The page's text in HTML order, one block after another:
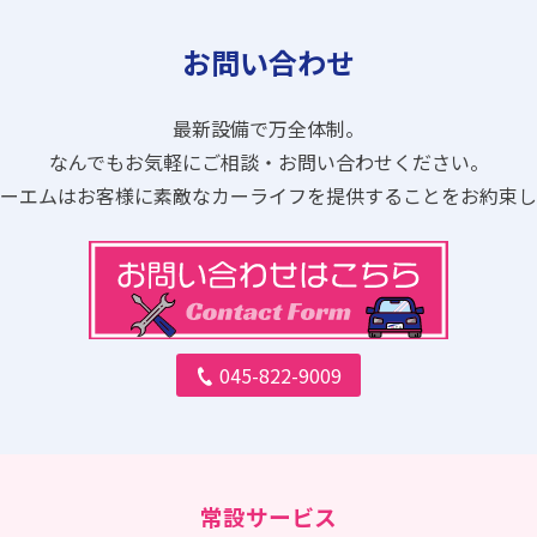
お問い合わせ
最新設備で万全体制。
なんでもお気軽にご相談・お問い合わせください。
エムはお客様に素敵なカーライフを提供することをお約束
045-822-9009
常設サービス